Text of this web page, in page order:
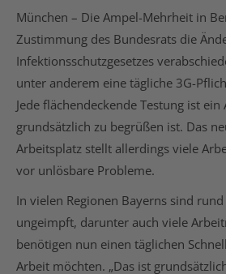
München – Die Ampel-Mehrheit in
Zustimmung des Bundesrats die
Infektionsschutzgesetzes
unter anderem eine tägliche 3G-
Jede flächendeckende Testung ist ein
grundsätzlich zu begrüßen ist. Das
Arbeitsplatz stellt allerdings viele
vor unlösbare Probleme.
In vielen Regionen Bayerns sind
ungeimpft, darunter auch viele
benötigen nun einen täglichen
Arbeit möchten. „Das ist